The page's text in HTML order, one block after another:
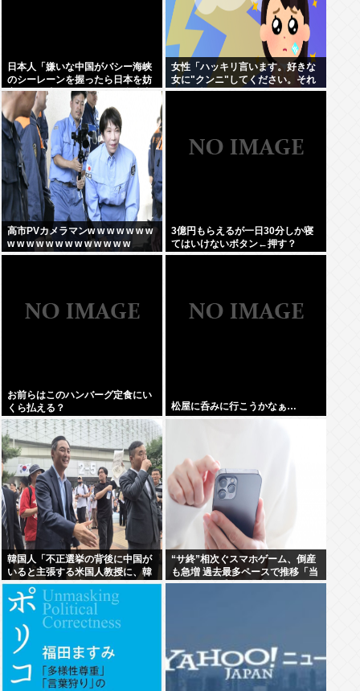
日本人「嫌いな中国がバシー海峡
のシーレーンを握ったら日本を妨
害するに違いない、だから台湾支
援だムキー」つまりそういうこと
でしょ
女性「ハッキリ言います。好きな
女に"クンニ"してください。それ
だけで惚れます」
高市PVカメラマンw w w w w w w
w w w w w w w w w w w w w
3億円もらえるが一日30分しか寝
てはいけないボタン←押す？
お前らはこのハンバーグ定食にい
くら払える？
松屋に呑みに行こうかなぁ…
韓国人「不正選挙の背後に中国が
いると主張する米国人教授に、韓
国ネット民が困惑」
“サ終”相次ぐスマホゲーム、倒産
も急増 過去最多ペースで推移「当
たれば一攫千金」過去の時代に